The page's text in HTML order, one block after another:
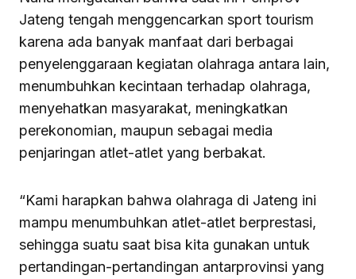
Jateng tengah menggencarkan sport tourism
karena ada banyak manfaat dari berbagai
penyelenggaraan kegiatan olahraga antara lain,
menumbuhkan kecintaan terhadap olahraga,
menyehatkan masyarakat, meningkatkan
perekonomian, maupun sebagai media
penjaringan atlet-atlet yang berbakat.
“Kami harapkan bahwa olahraga di Jateng ini
mampu menumbuhkan atlet-atlet berprestasi,
sehingga suatu saat bisa kita gunakan untuk
pertandingan-pertandingan antarprovinsi yang